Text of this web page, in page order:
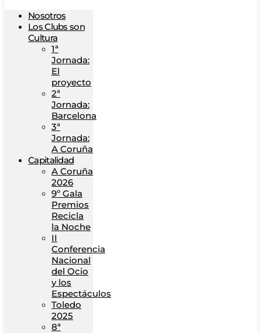
Nosotros
Los Clubs son
Cultura
1ª
Jornada:
El
proyecto
2ª
Jornada:
Barcelona
3ª
Jornada:
A Coruña
Capitalidad
A Coruña
2026
9º Gala
Premios
Recicla
la Noche
II
Conferencia
Nacional
del Ocio
y los
Espectáculos
Toledo
2025
8ª